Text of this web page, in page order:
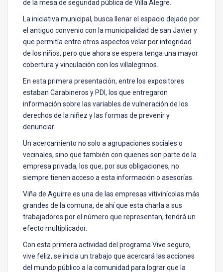
de la mesa de seguridad pública de Villa Alegre.
La iniciativa municipal, busca llenar el espacio dejado por
el antiguo convenio con la municipalidad de san Javier y
que permitía entre otros aspectos velar por integridad
de los niños, pero que ahora se espera tenga una mayor
cobertura y vinculación con los villalegrinos.
En esta primera presentación, entre los expositores
estaban Carabineros y PDI, los que entregaron
información sobre las variables de vulneración de los
derechos de la niñez y las formas de prevenir y
denunciar.
Un acercamiento no solo a agrupaciones sociales o
vecinales, sino que también con quienes son parte de la
empresa privada, los que, por sus obligaciones, no
siempre tienen acceso a esta información o asesorías.
Viña de Aguirre es una de las empresas vitivinícolas más
grandes de la comuna, de ahí que esta charla a sus
trabajadores por el número que representan, tendrá un
efecto multiplicador.
Con esta primera actividad del programa Vive seguro,
vive feliz, se inicia un trabajo que acercará las acciones
del mundo público a la comunidad para lograr que la